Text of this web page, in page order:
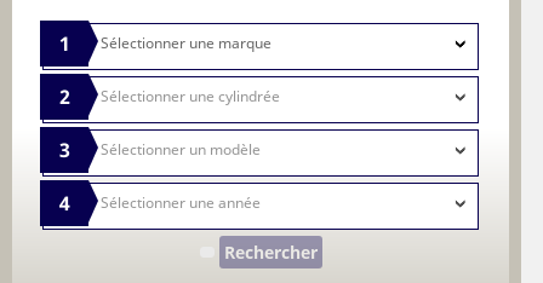
1
2
3
4
Rechercher